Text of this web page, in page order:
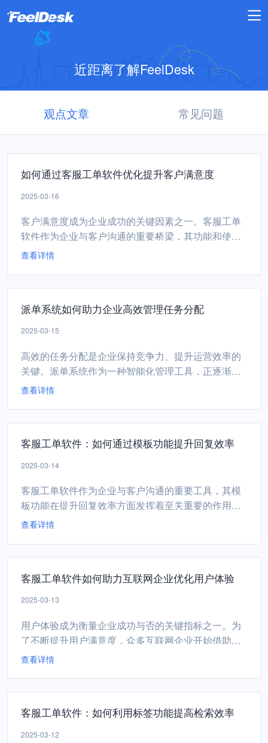
近距离了解FeelDesk
观点文章 常见问题
如何通过客服工单软件优化提升客户满意度
2025-03-16
客户满意度成为企业成功的关键因素之一。客服工单
软件作为企业与客户沟通的重要桥梁，其功能和使用
效果直接影响客户的体验和忠诚度。通过优化客服工
础。在选择时，企业需要考虑以下几个关键因素：明
确业务需求：了解企...
查看详情
派单系统如何助力企业高效管理任务分配
2025-03-15
高效的任务分配是企业保持竞争力、提升运营效率的
关键。派单系统作为一种智能化管理工具，正逐渐成
为企业优化任务分配流程、提升团队协作效率的重要
畅导致任务延误或遗漏。而派单系统通过预设规则或
算法，能够自动将任...
查看详情
客服工单软件：如何通过模板功能提升回复效率
2025-03-14
客服工单软件作为企业与客户沟通的重要工具，其模
板功能在提升回复效率方面发挥着至关重要的作用。
通过合理利用模板功能，企业可以显著优化客户服务
工单模板。例如，企业可以根据客户类型（如VIP客
户、普通客户）或...
查看详情
客服工单软件如何助力互联网企业优化用户体验
2025-03-13
用户体验成为衡量企业成功与否的关键指标之一。为
了不断提升用户满意度，众多互联网企业开始借助客
服工单软件，以科技手段优化服务流程，提升响应速
信息孤岛，用户问题处理进度不透明，导致用户等待
时间长，满意度下降...
查看详情
客服工单软件：如何利用标签功能提高检索效率
2025-03-12